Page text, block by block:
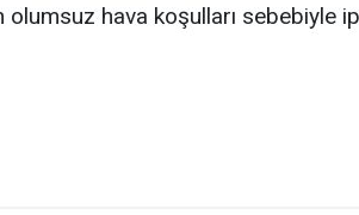
hava koşulları sebebiyle